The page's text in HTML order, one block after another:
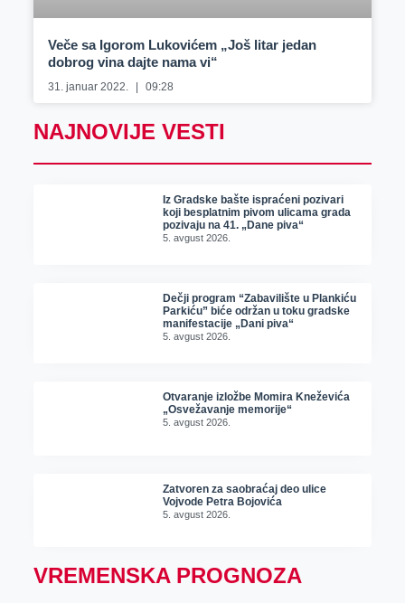
Veče sa Igorom Lukovićem „Još litar jedan
dobrog vina dajte nama vi“
31. januar 2022. 09:28
NAJNOVIJE VESTI
Iz Gradske bašte ispraćeni pozivari
koji besplatnim pivom ulicama grada
pozivaju na 41. „Dane piva“
5. avgust 2026.
Dečji program “Zabavilište u Plankiću
Parkiću” biće održan u toku gradske
manifestacije „Dani piva“
5. avgust 2026.
Otvaranje izložbe Momira Kneževića
„Osvežavanje memorije“
5. avgust 2026.
Zatvoren za saobraćaj deo ulice
Vojvode Petra Bojovića
5. avgust 2026.
VREMENSKA PROGNOZA